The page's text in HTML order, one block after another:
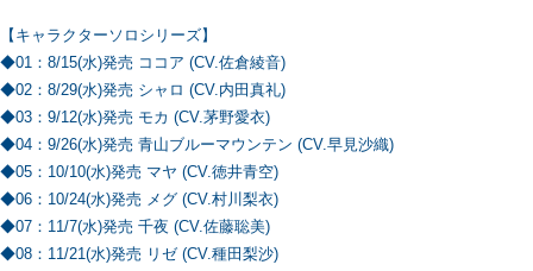
【キャラクターソロシリーズ】
◆01：8/15(水)発売 ココア (CV.佐倉綾音)
◆02：8/29(水)発売 シャロ (CV.内田真礼)
◆03：9/12(水)発売 モカ (CV.茅野愛衣)
◆04：9/26(水)発売 青山ブルーマウンテン (CV.早見沙織)
◆05：10/10(水)発売 マヤ (CV.徳井青空)
◆06：10/24(水)発売 メグ (CV.村川梨衣)
◆07：11/7(水)発売 千夜 (CV.佐藤聡美)
◆08：11/21(水)発売 リゼ (CV.種田梨沙)